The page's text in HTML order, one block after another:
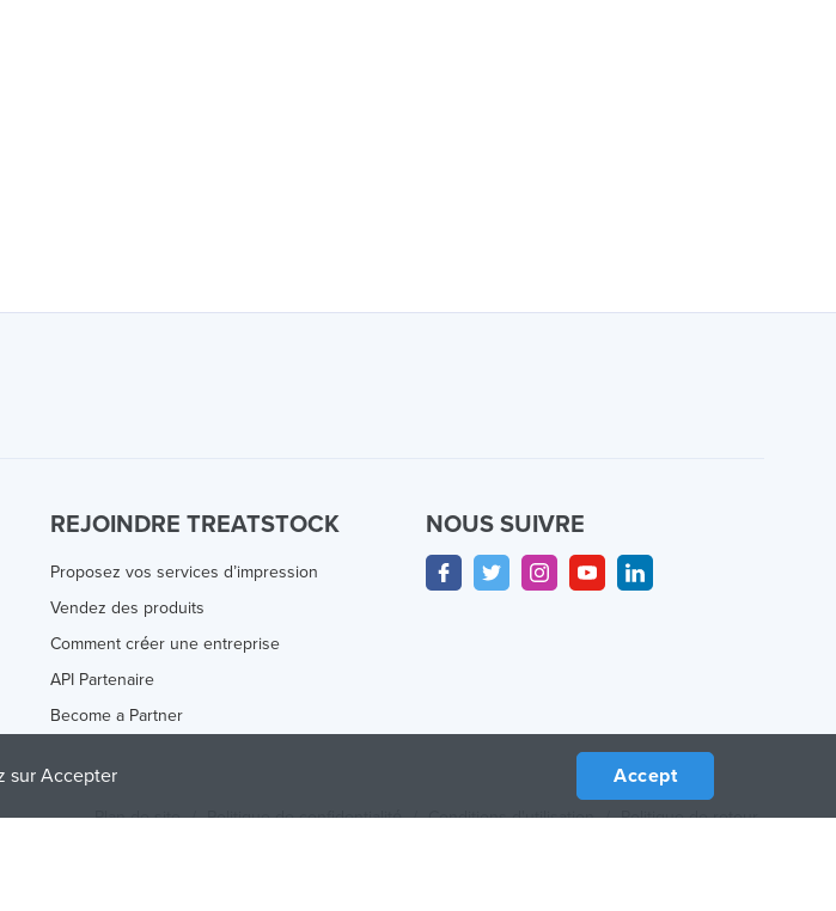
REJOINDRE TREATSTOCK
Proposez vos services d’impression
Vendez des produits
Comment créer une entreprise
API Partenaire
Become a Partner
NOUS SUIVRE
Plan de site / Politique de confidentialité / Conditions d'utilisation / Politique de retour
sur Accepter Accept